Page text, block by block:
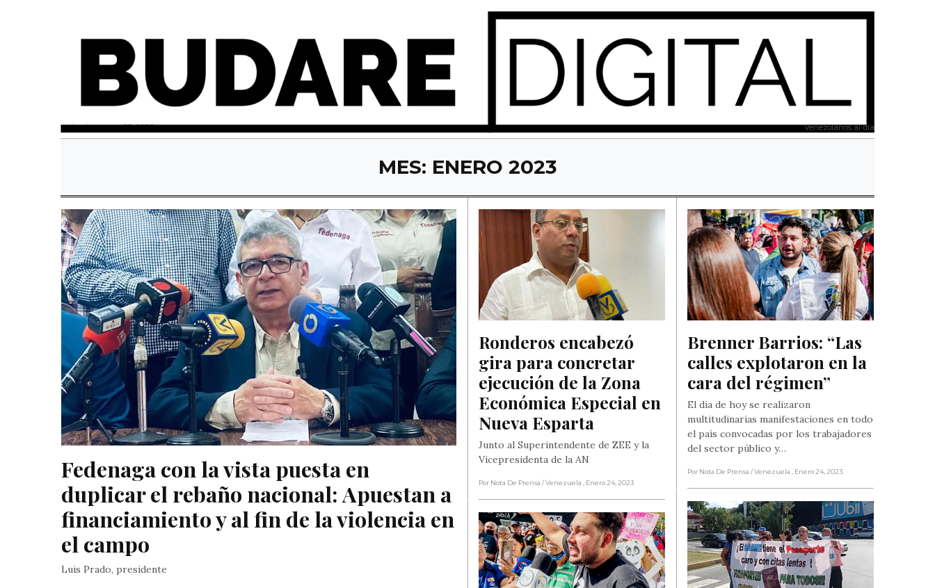
miércoles, enero 25, 2023 Venezolanos al día
MES: ENERO 2023
Fedenaga con la vista puesta en
duplicar el rebaño nacional: Apuestan a
financiamiento y al fin de la violencia en
el campo
Luis Prado, presidente
Ronderos encabezó
gira para concretar
ejecución de la Zona
Económica Especial en
Nueva Esparta
Junto al Superintendente de ZEE y la
Vicepresidenta de la AN
Por Nota De Prensa / Venezuela , Enero 24, 2023
Brenner Barrios: “Las
calles explotaron en la
cara del régimen”
El día de hoy se realizaron
multitudinarias manifestaciones en todo
el país convocadas por los trabajadores
del sector público y…
Por Nota De Prensa / Venezuela , Enero 24, 2023